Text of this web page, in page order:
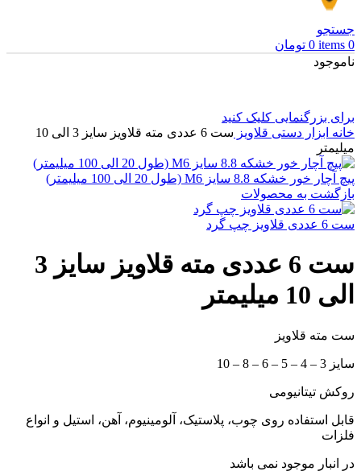
جستجو
0
items
0 تومان
ناموجود
برای بزرگنمایی کلیک کنید
خانه ابزار دستی قلاویز
ست 6 عددی مته قلاویز سایز 3 الی 10
میلیمتر
پیچ آچار خور خشکه 8.8 سایز M6 (طول 20 الی 100 میلیمتر)
بازگشت به محصولات
ست 6 عددی قلاویز چپ گرد
ست 6 عددی مته قلاویز سایز 3
الی 10 میلیمتر
ست مته قلاویز
سایز 3 – 4 – 5 – 6 – 8 – 10
روکش تیتانیومی
قابل استفاده روی چوب، پلاستیک، آلومینیوم، آهن، استیل و انواع
فلزات
در انبار موجود نمی باشد